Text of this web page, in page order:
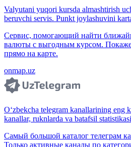
Valyutani yuqori kursda almashtirish
beruvchi servis. Punkt joylashuvini
Сервис, помогающий найти
валюты с выгодным курсом.
прямо на карте.
onmap.uz
O‘zbekcha telegram kanallarining eng
kanallar, ruknlarda va batafsil
Самый большой каталог телеграм
Только активные каналы по